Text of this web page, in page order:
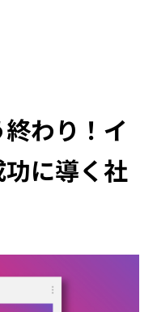
わり！イ
に導く社